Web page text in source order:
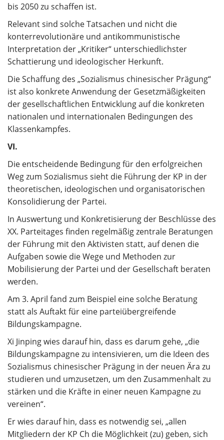
bis 2050 zu schaffen ist.
Relevant sind solche Tatsachen und nicht die
konterrevolutionäre und antikommunistische
Interpretation der „Kritiker“ unterschiedlichster
Schattierung und ideologischer Herkunft.
Die Schaffung des „Sozialismus chinesischer Prägung“
ist also konkrete Anwendung der Gesetzmäßigkeiten
der gesellschaftlichen Entwicklung auf die konkreten
nationalen und internationalen Bedingungen des
Klassenkampfes.
VI.
Die entscheidende Bedingung für den erfolgreichen
Weg zum Sozialismus sieht die Führung der KP in der
theoretischen, ideologischen und organisatorischen
Konsolidierung der Partei.
In Auswertung und Konkretisierung der Beschlüsse des
XX. Parteitages finden regelmäßig zentrale Beratungen
der Führung mit den Aktivisten statt, auf denen die
Aufgaben sowie die Wege und Methoden zur
Mobilisierung der Partei und der Gesellschaft beraten
werden.
Am 3. April fand zum Beispiel eine solche Beratung
statt als Auftakt für eine parteiübergreifende
Bildungskampagne.
Xi Jinping wies darauf hin, dass es darum gehe, „die
Bildungskampagne zu intensivieren, um die Ideen des
Sozialismus chinesischer Prägung in der neuen Ära zu
studieren und umzusetzen, um den Zusammenhalt zu
stärken und die Kräfte in einer neuen Kampagne zu
vereinen“.
Er wies darauf hin, dass es notwendig sei, „allen
Mitgliedern der KP Ch die Möglichkeit (zu) geben, sich